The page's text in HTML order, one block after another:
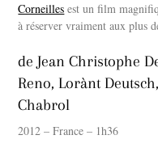
Corneilles est un film
à réserver vraiment aux plus
de Jean Christophe
Reno, Lorànt
Chabrol
2012 – France – 1h36